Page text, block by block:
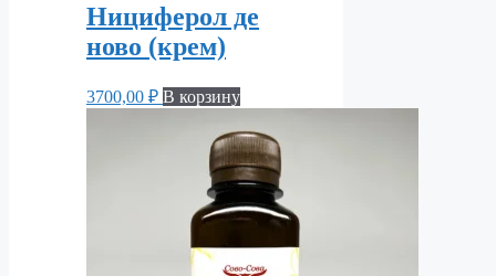
Нициферол де
ново (крем)
3700,00 ₽ В корзину